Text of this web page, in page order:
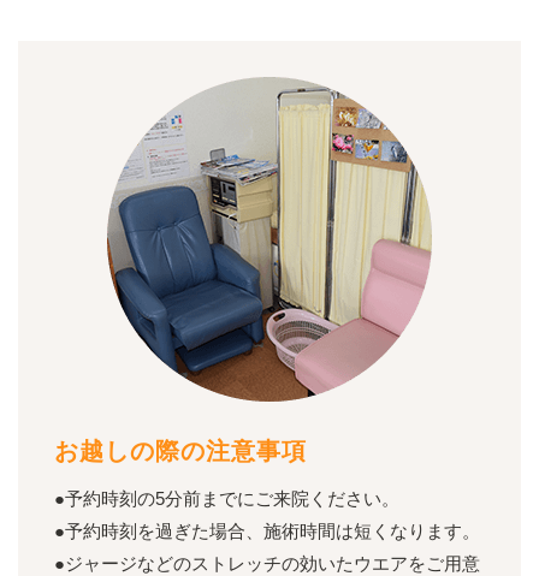
お越しの際の注意事項
●予約時刻の5分前までにご来院ください。
●予約時刻を過ぎた場合、施術時間は短くなります。
●ジャージなどのストレッチの効いたウエアをご用意